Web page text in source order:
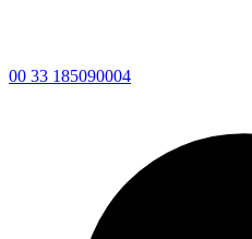
00 33 185090004